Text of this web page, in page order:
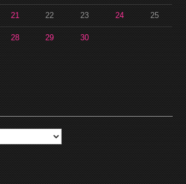
21 22 23 24 25
28 29 30